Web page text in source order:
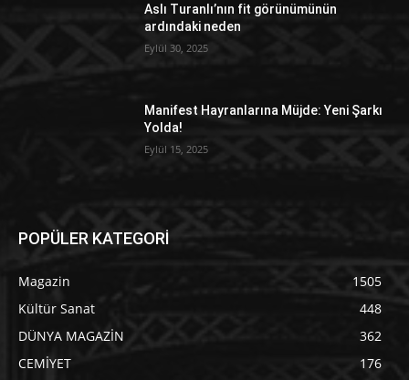
Aslı Turanlı’nın fit görünümünün
ardındaki neden
Eylül 30, 2025
Manifest Hayranlarına Müjde: Yeni Şarkı
Yolda!
Eylül 15, 2025
POPÜLER KATEGORİ
Magazin
1505
Kültür Sanat
448
DÜNYA MAGAZİN
362
CEMİYET
176